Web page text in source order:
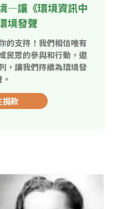
—讓《環境資訊中
境發聲
的支持！我們相信唯有
民眾的參與和行動，邀
，讓我們持續為環境發
捐款